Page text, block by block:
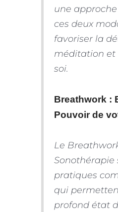
une
ces deux
favoriser la
méditation et
soi.
Breathwork :
Pouvoir de
Le
Sonothérapie
pratiques
qui
profond état